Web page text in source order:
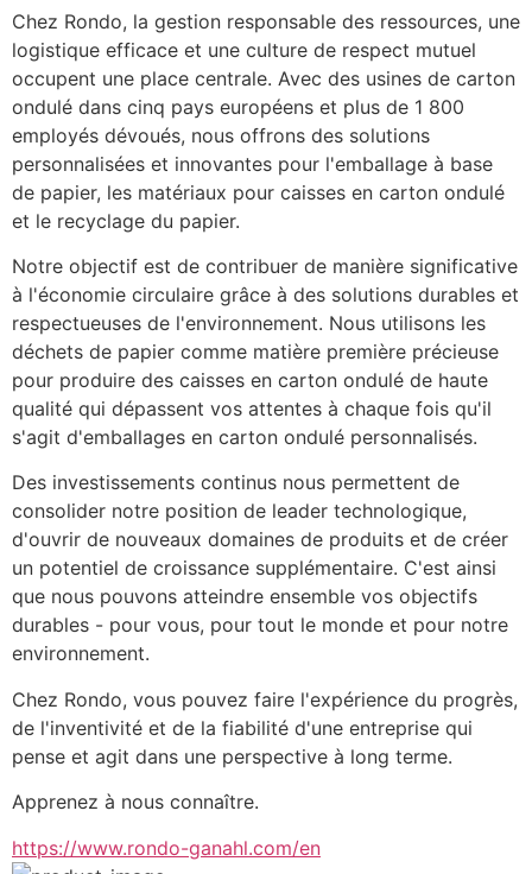
Chez Rondo, la gestion responsable des ressources, une
logistique efficace et une culture de respect mutuel
occupent une place centrale. Avec des usines de carton
ondulé dans cinq pays européens et plus de 1 800
employés dévoués, nous offrons des solutions
personnalisées et innovantes pour l'emballage à base
de papier, les matériaux pour caisses en carton ondulé
et le recyclage du papier.
Notre objectif est de contribuer de manière significative
à l'économie circulaire grâce à des solutions durables et
respectueuses de l'environnement. Nous utilisons les
déchets de papier comme matière première précieuse
pour produire des caisses en carton ondulé de haute
qualité qui dépassent vos attentes à chaque fois qu'il
s'agit d'emballages en carton ondulé personnalisés.
Des investissements continus nous permettent de
consolider notre position de leader technologique,
d'ouvrir de nouveaux domaines de produits et de créer
un potentiel de croissance supplémentaire. C'est ainsi
que nous pouvons atteindre ensemble vos objectifs
durables - pour vous, pour tout le monde et pour notre
environnement.
Chez Rondo, vous pouvez faire l'expérience du progrès,
de l'inventivité et de la fiabilité d'une entreprise qui
pense et agit dans une perspective à long terme.
Apprenez à nous connaître.
https://www.rondo-ganahl.com/en